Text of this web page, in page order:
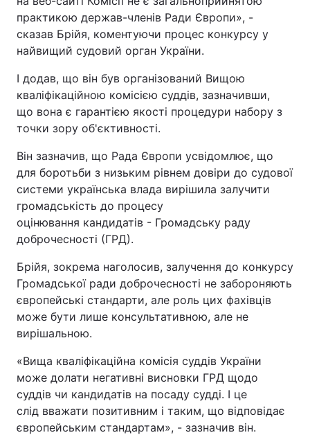
практикою держав-членів Ради Європи», -
сказав Брійя, коментуючи процес конкурсу у
найвищий судовий орган України.
І додав, що він був організований Вищою
кваліфікаційною комісією суддів, зазначивши,
що вона є гарантією якості процедури набору з
точки зору об'єктивності.
Він зазначив, що Рада Європи усвідомлює, що
для боротьби з низьким рівнем довіри до судової
системи українська влада вирішила залучити
громадськість до процесу
оцінювання кандидатів - Громадську раду
доброчесності (ГРД).
Брійя, зокрема наголосив, залучення до конкурсу
Громадської ради доброчесності не забороняють
європейські стандарти, але роль цих фахівців
може бути лише консультативною, але не
вирішальною.
«Вища кваліфікаційна комісія суддів України
може долати негативні висновки ГРД щодо
суддів чи кандидатів на посаду судді. І це
слід вважати позитивним і таким, що відповідає
європейським стандартам», - зазначив він.